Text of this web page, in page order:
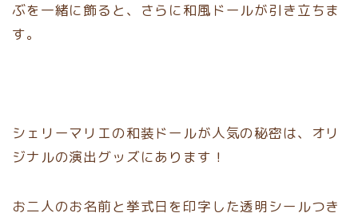
ぶを一緒に飾ると、さらに和風ドールが引き立ちま
す。
シェリーマリエの和装ドールが人気の秘密は、オリ
ジナルの演出グッズにあります！
お二人のお名前と挙式日を印字した透明シールつき